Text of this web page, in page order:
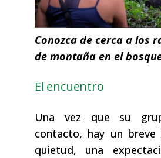
Conozca de cerca a los
de montaña en el
El encuentro
Una vez que su
contacto, hay un
quietud, una